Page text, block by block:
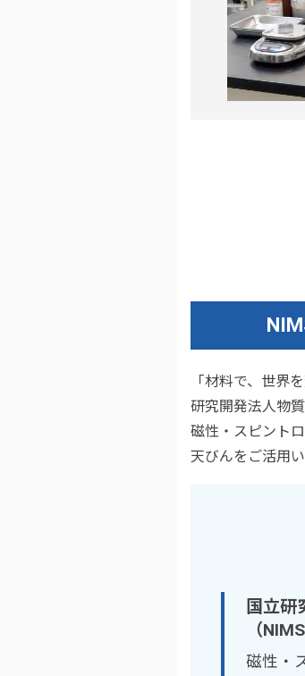
「材料で、世界
研究開発法人物
磁性・スピント
天びんをご活用
国立研
（
磁性・